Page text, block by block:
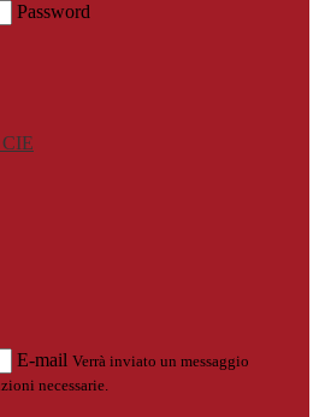
Password
E-mail Verrà inviato un messaggio
necessarie.